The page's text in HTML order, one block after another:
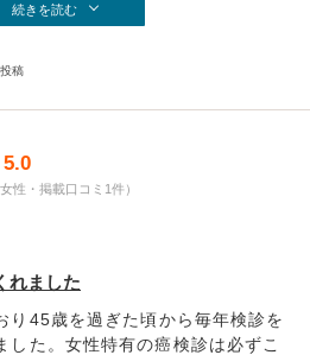
続きを読む
稿
5.0
性・掲載口コミ1件）
れました
り45歳を過ぎた頃から毎年検診を
した。女性特有の癌検診は必ずこ